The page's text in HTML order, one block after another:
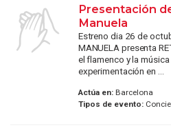
Presentación
Manuela
Estreno dia 26 de
MANUELA presenta
el flamenco y la
experimentación en ...
Actúa en:Barcelona
Tipos de evento: